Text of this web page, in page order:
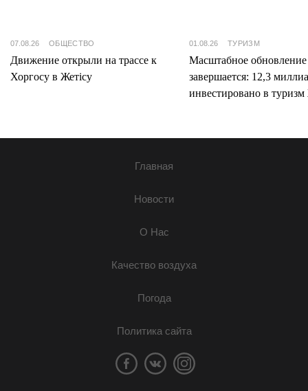
07.08.26 ОБЩЕСТВО
Движение открыли на трассе к
Хоргосу в Жетісу
01.08.26 ТУРИЗМ
Масштабное
завершается: 12,3
инвестировано в туризм
Главная
Новости
О Нас
Качество воздуха
Погода
Политика сайта